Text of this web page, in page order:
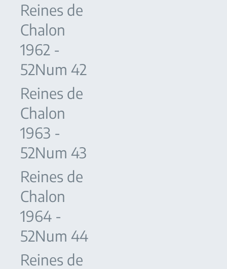
Reines de
Chalon
1962 -
52Num 42
Reines de
Chalon
1963 -
52Num 43
Reines de
Chalon
1964 -
52Num 44
Reines de